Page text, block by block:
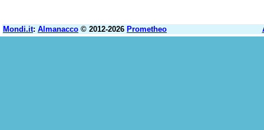
Mondi.it: Almanacco © 2012-2026 Prometheo